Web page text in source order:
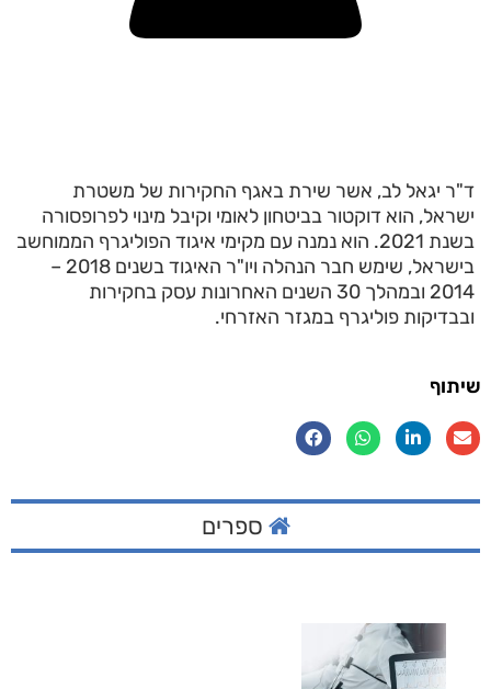
ד"ר יגאל לב, אשר שירת באגף החקירות של משטרת
ישראל, הוא דוקטור בביטחון לאומי וקיבל מינוי לפרופסורה
בשנת 2021. הוא נמנה עם מקימי איגוד הפוליגרף הממוחשב
בישראל, שימש חבר הנהלה ויו"ר האיגוד בשנים 2018 –
2014 ובמהלך 30 השנים האחרונות עסק בחקירות
ובבדיקות פוליגרף במגזר האזרחי.
שיתוף
ספרים